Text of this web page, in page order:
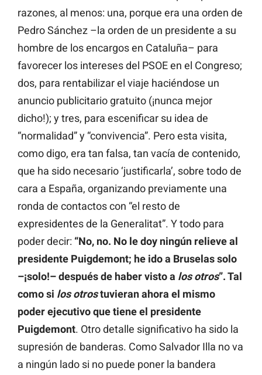
razones, al menos: una, porque era una orden de
Pedro Sánchez –la orden de un presidente a su
hombre de los encargos en Cataluña– para
favorecer los intereses del PSOE en el Congreso;
dos, para rentabilizar el viaje haciéndose un
anuncio publicitario gratuito (¡nunca mejor
dicho!); y tres, para escenificar su idea de
“normalidad” y “convivencia”. Pero esta visita,
como digo, era tan falsa, tan vacía de contenido,
que ha sido necesario ‘justificarla’, sobre todo de
cara a España, organizando previamente una
ronda de contactos con “el resto de
expresidentes de la Generalitat”. Y todo para
poder decir: “No, no. No le doy ningún relieve al
presidente Puigdemont; he ido a Bruselas solo
–¡solo!– después de haber visto a los otros”. Tal
como si los otrostuvieran ahora el mismo
poder ejecutivo que tiene el presidente
Puigdemont. Otro detalle significativo ha sido la
supresión de banderas. Como Salvador Illa no va
a ningún lado si no puede poner la bandera